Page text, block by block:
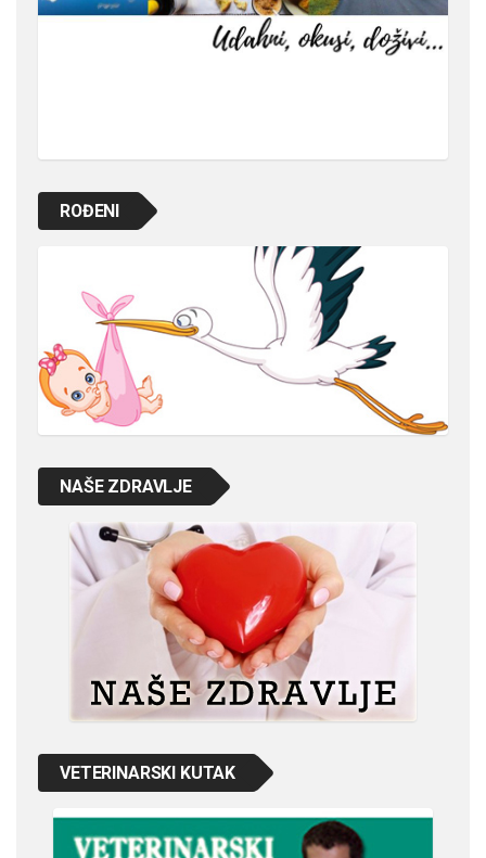
ROĐENI
NAŠE ZDRAVLJE
VETERINARSKI KUTAK